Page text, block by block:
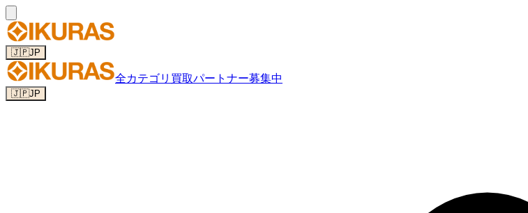
🇯🇵JP
全カテゴリ 買取パートナー募集中
🇯🇵JP